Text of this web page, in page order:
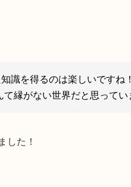
識を得るのは楽しいですね！
て縁がない世界だと思って
した！